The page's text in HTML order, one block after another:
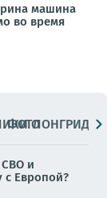
машина
во время
ФОТОЛОНГРИДЫ
СВО и
с Европой?